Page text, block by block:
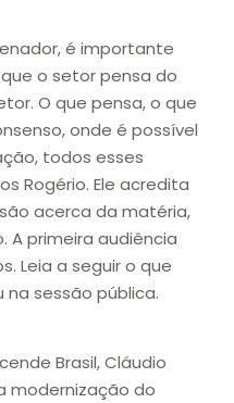
é importante
o setor pensa do
O que pensa, o que
onde é possível
todos esses
Rogério. Ele acredita
acerca da matéria,
A primeira audiência
Leia a seguir o que
sessão pública.
Brasil, Cláudio
modernização do